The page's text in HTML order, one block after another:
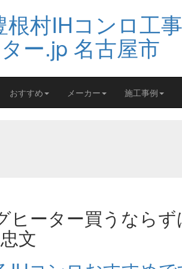
おすすめ メーカー 施工事例